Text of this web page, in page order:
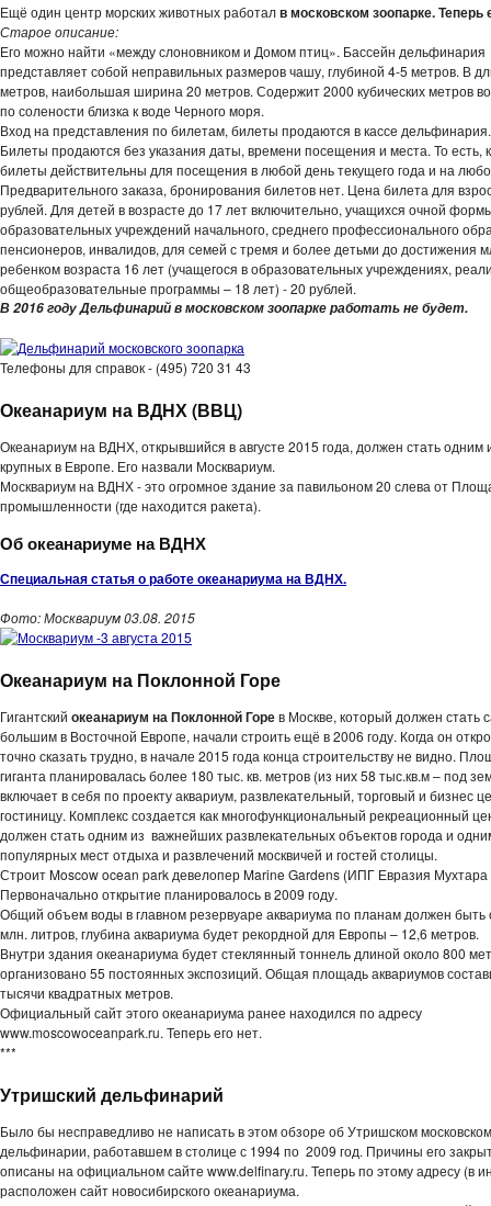
Ещё один центр морских животных работалв московском зоопарке. Теперь
Старое описание:
Его можно найти «между слоновником и Домом птиц». Бассейн дельфинария
представляет собой неправильных размеров чашу, глубиной 4-5 метров. В
метров, наибольшая ширина 20 метров. Содержит 2000 кубических метров
по солености близка к воде Черного моря.
Вход на представления по билетам, билеты продаются в кассе дельфинария.
Билеты продаются без указания даты, времени посещения и места. То есть,
билеты действительны для посещения в любой день текущего года и на
Предварительного заказа, бронирования билетов нет. Цена билета для
рублей. Для детей в возрасте до 17 лет включительно, учащихся очной
образовательных учреждений начального, среднего профессионального
пенсионеров, инвалидов, для семей с тремя и более детьми до достижения
ребенком возраста 16 лет (учащегося в образовательных учреждениях,
общеобразовательные программы – 18 лет) - 20 рублей.
В 2016 году Дельфинарий в московском зоопарке работать не будет.
Телефоны для справок - (495) 720 31 43
Океанариум на ВДНХ (ВВЦ)
Океанариум на ВДНХ, открывшийся в августе 2015 года, должен стать одним
крупных в Европе. Его назвали Москвариум.
Москвариум на ВДНХ - это огромное здание за павильоном 20 слева от
промышленности (где находится ракета).
Об океанариуме на ВДНХ
Специальная статья о работе океанариума на ВДНХ.
Фото: Москвариум 03.08. 2015
Океанариум на Поклонной Горе
Гигантский океанариум на Поклонной Горев Москве, который должен стать
большим в Восточной Европе, начали строить ещё в 2006 году. Когда он
точно сказать трудно, в начале 2015 года конца строительству не видно.
гиганта планировалась более 180 тыс. кв. метров (из них 58 тыс.кв.м – под
включает в себя по проекту аквариум, развлекательный, торговый и бизнес
гостиницу. Комплекс создается как многофункциональный рекреационный
должен стать одним из важнейших развлекательных объектов города и
популярных мест отдыха и развлечений москвичей и гостей столицы.
Строит Moscow ocean park девелопер Marine Gardens (ИПГ Евразия Мухтара
Первоначально открытие планировалось в 2009 году.
Общий объем воды в главном резервуаре аквариума по планам должен быть
млн. литров, глубина аквариума будет рекордной для Европы – 12,6 метров.
Внутри здания океанариума будет стеклянный тоннель длиной около 800
организовано 55 постоянных экспозиций. Общая площадь аквариумов
тысячи квадратных метров.
Официальный сайт этого океанариума ранее находился по адресу
www.moscowoceanpark.ru. Теперь его нет.
***
Утришский дельфинарий
Было бы несправедливо не написать в этом обзоре об Утришском московском
дельфинарии, работавшем в столице с 1994 по 2009 год. Причины его
описаны на официальном сайте www.delfinary.ru. Теперь по этому адресу (в
расположен сайт новосибирского океанариума.